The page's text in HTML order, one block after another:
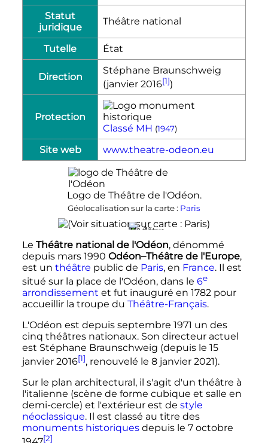
Statut
juridique
Théâtre national
Tutelle État
Direction
Stéphane Braunschweig
(janvier 2016[1])
Protection
Classé MH (1947)
Site web www.theatre-odeon.eu
Logo de Théâtre de l'Odéon.
Géolocalisation sur la carte : Paris
Le Théâtre national de l'Odéon, dénommé
depuis mars 1990 Odéon–Théâtre de l'Europe,
est un théâtre public de Paris, en France. Il est
situé sur la place de l'Odéon, dans le 6e
arrondissement et fut inauguré en 1782pour
accueillir la troupe du Théâtre-Français.
L'Odéon est depuis septembre 1971 un des
cinq théâtres nationaux. Son directeur actuel
est Stéphane Braunschweig (depuis le 15
janvier 2016[1], renouvelé le 8 janvier 2021).
Sur le plan architectural, il s'agit d'un théâtre à
l'italienne (scène de forme cubique et salle en
demi-cercle) et l'extérieur est de style
néoclassique. Il est classé au titre des
monuments historiquesdepuis le 7 octobre
[2]